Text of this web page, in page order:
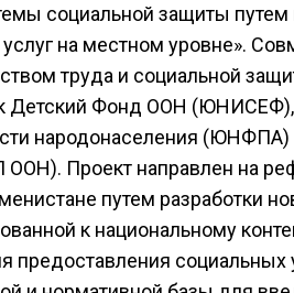
социальной защиты
на местном уровне».
труда и социальной
Детский Фонд ООН
народонаселения (ЮНФПА)
Проект направлен на
путем разработки
к национальному
предоставления социальных